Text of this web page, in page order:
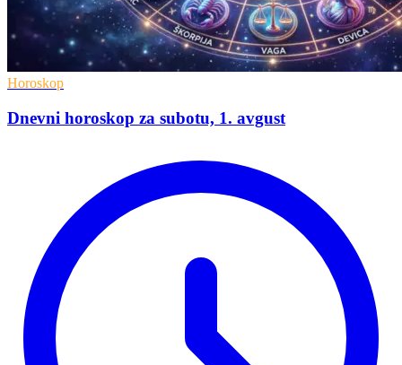
Horoskop
Dnevni horoskop za subotu, 1. avgust